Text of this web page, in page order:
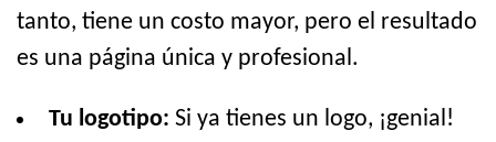
tanto, tiene un costo mayor, pero el resultado
es una página única y profesional.
Tu logotipo: Si ya tienes un logo, ¡genial!